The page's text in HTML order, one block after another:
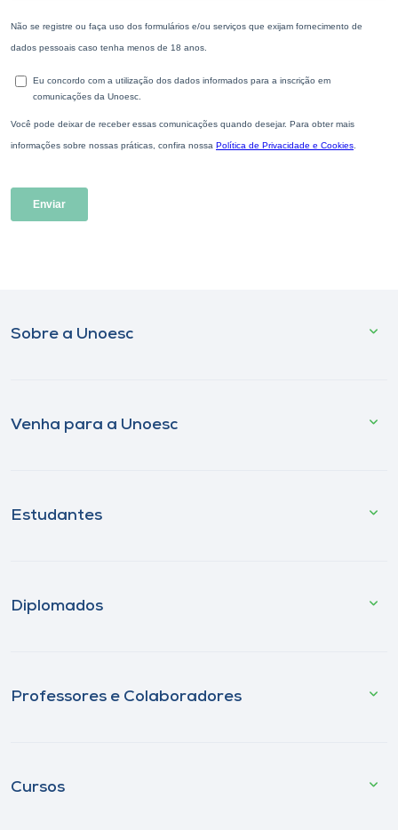
Sobre a Unoesc
Venha para a Unoesc
Estudantes
Diplomados
Professores e Colaboradores
Cursos